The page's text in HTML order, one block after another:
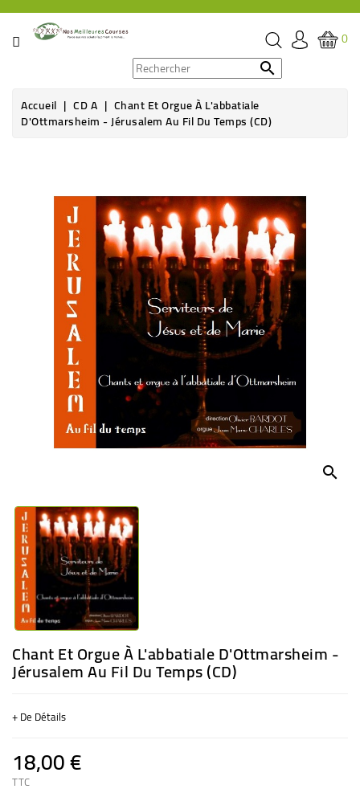
CATÉGORIE
ÉPICERIE
BOISSON
CULTUREL
0

Accueil CD A Chant Et Orgue À L'abbatiale
D'Ottmarsheim - Jérusalem Au Fil Du Temps (CD)
search
Chant Et Orgue À L'abbatiale D'Ottmarsheim -
Jérusalem Au Fil Du Temps (CD)
+ De Détails
18,00 €
TTC